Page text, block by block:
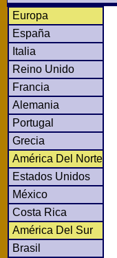
Europa
España
Italia
Reino Unido
Francia
Alemania
Portugal
Grecia
América Del Norte
Estados Unidos
México
Costa Rica
América Del Sur
Brasil